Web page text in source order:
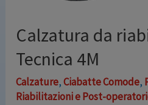
perdite e cattivi odori.
Leggi altro »
Calzatura da
Tecnica 4M
Calzature,Ciabatte Comode,
Riabilitazioni e Post-